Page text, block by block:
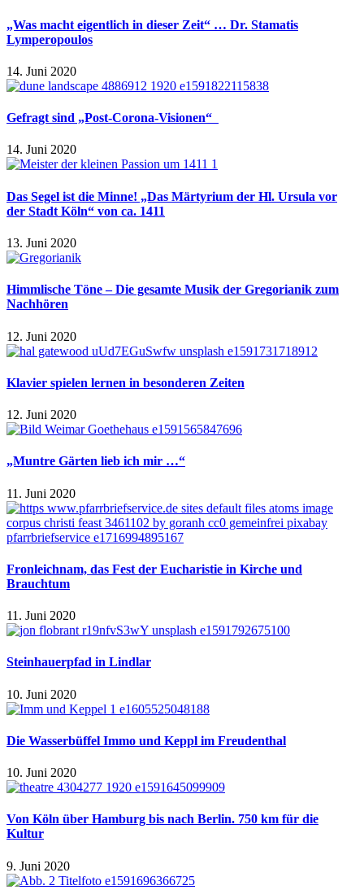
„Was macht eigentlich in dieser Zeit“ … Dr. Stamatis
Lymperopoulos
14. Juni 2020
Gefragt sind „Post-Corona-Visionen“
14. Juni 2020
Das Segel ist die Minne! „Das Märtyrium der Hl. Ursula vor
der Stadt Köln“ von ca. 1411
13. Juni 2020
Himmlische Töne – Die gesamte Musik der Gregorianik zum
Nachhören
12. Juni 2020
Klavier spielen lernen in besonderen Zeiten
12. Juni 2020
„Muntre Gärten lieb ich mir …“
11. Juni 2020
Fronleichnam, das Fest der Eucharistie in Kirche und
Brauchtum
11. Juni 2020
Steinhauerpfad in Lindlar
10. Juni 2020
Die Wasserbüffel Immo und Keppl im Freudenthal
10. Juni 2020
Von Köln über Hamburg bis nach Berlin. 750 km für die
Kultur
9. Juni 2020